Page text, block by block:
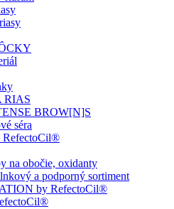
RIAS
BROW[N]S
séra
RefectoCil®
na obočie, oxidanty
a podporný sortiment
by RefectoCil®